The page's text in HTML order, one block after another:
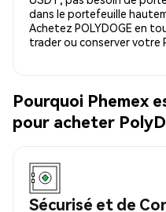
dans le portefeuille
Achetez POLYDOGE en
trader ou conserver votre
Pourquoi Phemex
pour acheter
Sécurisé et de